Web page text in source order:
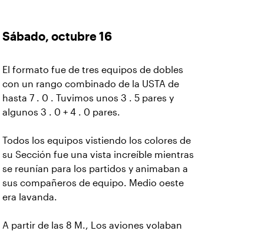
Sábado, octubre 16
El formato fue de tres equipos de dobles
con un rango combinado de la USTA de
hasta 7 . 0 . Tuvimos unos 3 . 5 pares y
algunos 3 . 0 + 4 . 0 pares.
Todos los equipos vistiendo los colores de
su Sección fue una vista increíble mientras
se reunían para los partidos y animaban a
sus compañeros de equipo. Medio oeste
era lavanda.
A partir de las 8 M., Los aviones volaban